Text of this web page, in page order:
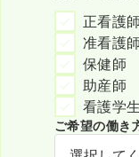
正看護師
准看護師
保健師
助産師
看護学生
ご希望の働き